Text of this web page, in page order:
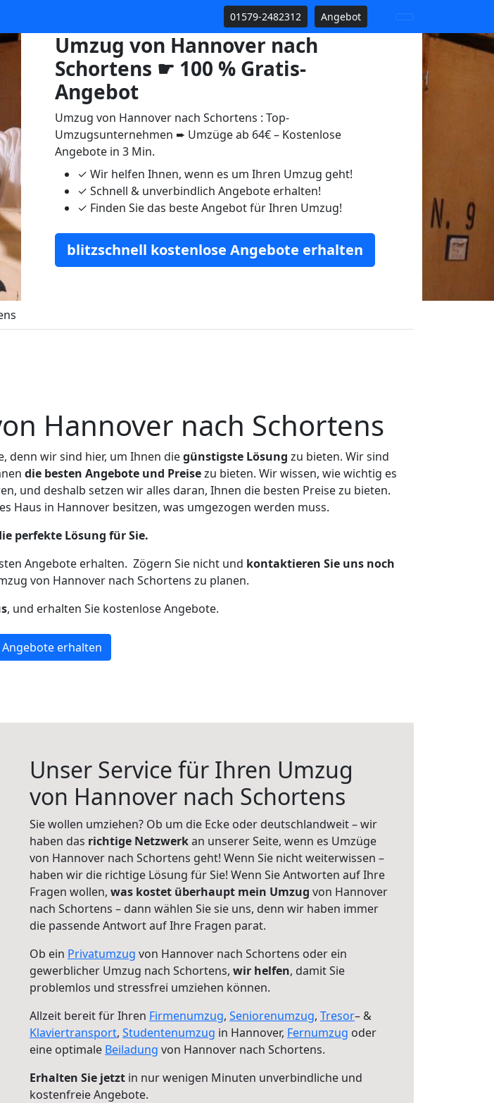
01579-2482312 Angebot
Umzug von Hannover nach
Schortens ☛ 100 % Gratis-
Angebot
Umzug von Hannover nach Schortens : Top-
Umzugsunternehmen ➨ Umzüge ab 64€ – Kostenlose
Angebote in 3 Min.
✓ Wir helfen Ihnen, wenn es um Ihren Umzug geht!
✓ Schnell & unverbindlich Angebote erhalten!
✓ Finden Sie das beste Angebot für Ihren Umzug!
blitzschnell kostenlose Angebote erhalten
Hannover nach Schortens
denn wir sind hier, um Ihnen diegünstigste Lösung zu bieten. Wir sind
die besten Angebote und Preisezu bieten. Wir wissen, wie wichtig es
und deshalb setzen wir alles daran, Ihnen die besten Preise zu bieten.
Haus in Hannover besitzen, was umgezogen werden muss.
perfekte Lösung für Sie.
Angebote erhalten. Zögern Sie nicht und kontaktieren Sie uns noch
von Hannover nach Schortens zu planen.
, und erhalten Sie kostenlose Angebote.
erhalten
Unser Service für Ihren Umzug
von Hannover nach Schortens
Sie wollen umziehen? Ob um die Ecke oder deutschlandweit – wir
haben das richtige Netzwerkan unserer Seite, wenn es Umzüge
von Hannover nach Schortens geht! Wenn Sie nicht weiterwissen –
haben wir die richtige Lösung für Sie! Wenn Sie Antworten auf Ihre
Fragen wollen, was kostet überhaupt mein Umzug von Hannover
nach Schortens – dann wählen Sie sie uns, denn wir haben immer
die passende Antwort auf Ihre Fragen parat.
Ob ein Privatumzug von Hannover nach Schortens oder ein
gewerblicher Umzug nach Schortens, wir helfen, damit Sie
problemlos und stressfrei umziehen können.
Allzeit bereit für Ihren Firmenumzug, Seniorenumzug, Tresor– &
Klaviertransport, Studentenumzug in Hannover, Fernumzug oder
eine optimale Beiladung von Hannover nach Schortens.
Erhalten Sie jetzt in nur wenigen Minuten unverbindliche und
kostenfreie Angebote.